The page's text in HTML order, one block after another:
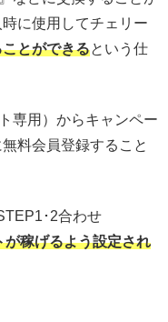
に使用してチェリー
とができるという仕
専用）からキャンペー
料会員登録すること
･2合わせ
が稼げるよう設定され